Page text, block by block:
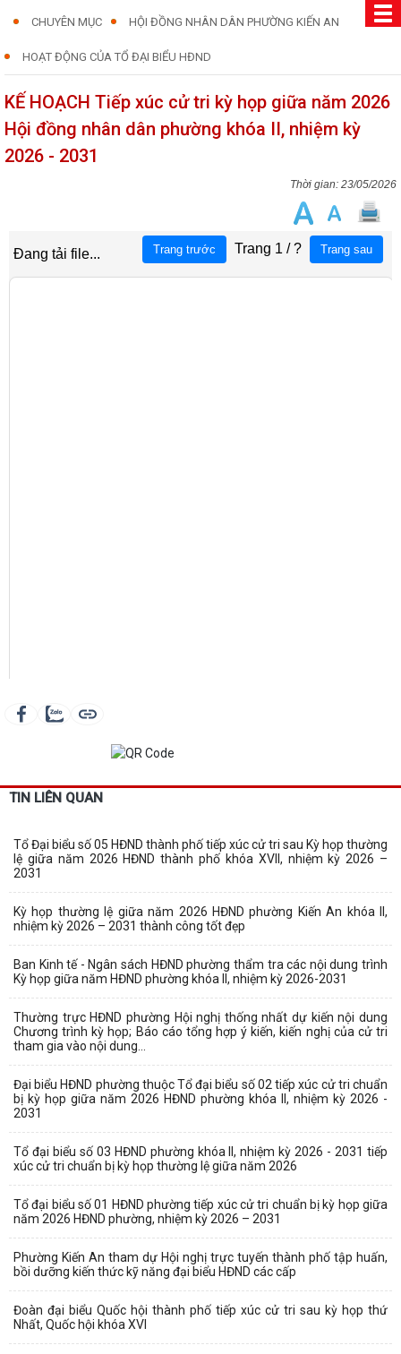
CHUYÊN MỤC HỘI ĐỒNG NHÂN DÂN PHƯỜNG KIẾN AN
HOẠT ĐỘNG CỦA TỔ ĐẠI BIỂU HĐND
KẾ HOẠCH Tiếp xúc cử tri kỳ họp giữa năm 2026
Hội đồng nhân dân phường khóa II, nhiệm kỳ
2026 - 2031
23/05/2026
TIN LIÊN QUAN
Tổ Đại biểu số 05 HĐND thành phố tiếp xúc cử tri sau Kỳ họp thường
lệ giữa năm 2026 HĐND thành phố khóa XVII, nhiệm kỳ 2026 –
2031
Kỳ họp thường lệ giữa năm 2026 HĐND phường Kiến An khóa II,
nhiệm kỳ 2026 – 2031 thành công tốt đẹp
Ban Kinh tế - Ngân sách HĐND phường thẩm tra các nội dung trình
Kỳ họp giữa năm HĐND phường khóa II, nhiệm kỳ 2026-2031
Thường trực HĐND phường Hội nghị thống nhất dự kiến nội dung
Chương trình kỳ họp; Báo cáo tổng hợp ý kiến, kiến nghị của cử tri
tham gia vào nội dung...
Đại biểu HĐND phường thuộc Tổ đại biểu số 02 tiếp xúc cử tri chuẩn
bị kỳ họp giữa năm 2026 HĐND phường khóa II, nhiệm kỳ 2026 -
2031
Tổ đại biểu số 03 HĐND phường khóa II, nhiệm kỳ 2026 - 2031 tiếp
xúc cử tri chuẩn bị kỳ họp thường lệ giữa năm 2026
Tổ đại biểu số 01 HĐND phường tiếp xúc cử tri chuẩn bị kỳ họp giữa
năm 2026 HĐND phường, nhiệm kỳ 2026 – 2031
Phường Kiến An tham dự Hội nghị trực tuyến thành phố tập huấn,
bồi dưỡng kiến thức kỹ năng đại biểu HĐND các cấp
Đoàn đại biểu Quốc hội thành phố tiếp xúc cử tri sau kỳ họp thứ
Nhất, Quốc hội khóa XVI